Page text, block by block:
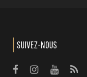
SUIVEZ-NOUS